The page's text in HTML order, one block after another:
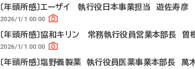
〔年頭所感〕エーザイ 執行役日本事業担当 遊佐寿彦
2026/1/1 00:00
〔年頭所感〕協和キリン 常務執行役員営業本部長 曽
2026/1/1 00:00
〔年頭所感〕塩野義製薬 執行役員医薬事業本部長 萬